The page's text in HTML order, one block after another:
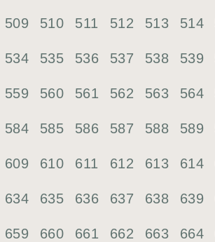
509 510 511 512 513 514
534 535 536 537 538 539
559 560 561 562 563 564
584 585 586 587 588 589
609 610 611 612 613 614
634 635 636 637 638 639
659 660 661 662 663 664